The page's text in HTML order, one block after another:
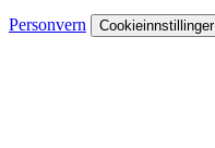
Personvern Cookieinnstillinger